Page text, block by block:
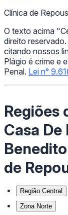
Clínica de
O texto acima
direito
citando nossos
Plágio é crime e
Penal. Lei n°
Regiões
Casa De
de
Região Central
Zona Norte